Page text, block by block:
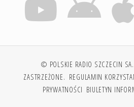
© POLSKIE RADIO SZCZECIN
ZASTRZEŻONE. REGULAMIN
PRYWATNOŚCI BIULETYN